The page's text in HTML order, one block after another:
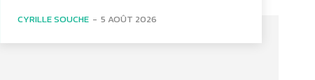
CYRILLE SOUCHE - 5 AOÛT 2026